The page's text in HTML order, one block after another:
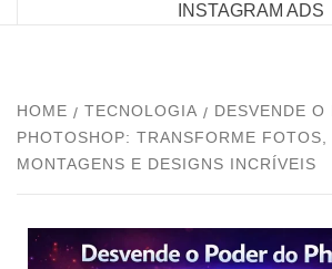
INSTAGRAM ADS
HOME TECNOLOGIA
DESVENDE O
PHOTOSHOP: TRANSFORME FOTOS,
MONTAGENS E DESIGNS INCRÍVEIS